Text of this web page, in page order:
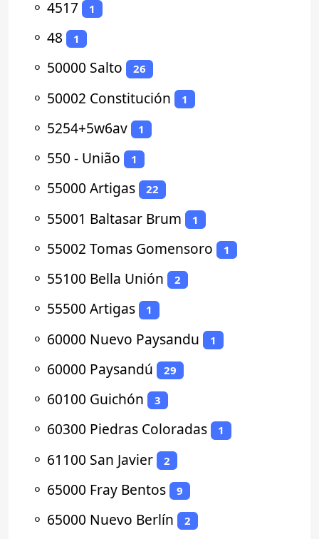
⚬ 4517 1
⚬ 48 1
⚬ 50000 Salto 26
⚬ 50002 Constitución 1
⚬ 5254+5w6av 1
⚬ 550 - União 1
⚬ 55000 Artigas 22
⚬ 55001 Baltasar Brum 1
⚬ 55002 Tomas Gomensoro 1
⚬ 55100 Bella Unión 2
⚬ 55500 Artigas 1
⚬ 60000 Nuevo Paysandu 1
⚬ 60000 Paysandú 29
⚬ 60100 Guichón 3
⚬ 60300 Piedras Coloradas 1
⚬ 61100 San Javier 2
⚬ 65000 Fray Bentos 9
⚬ 65000 Nuevo Berlín 2